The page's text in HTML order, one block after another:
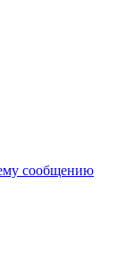
сообщению